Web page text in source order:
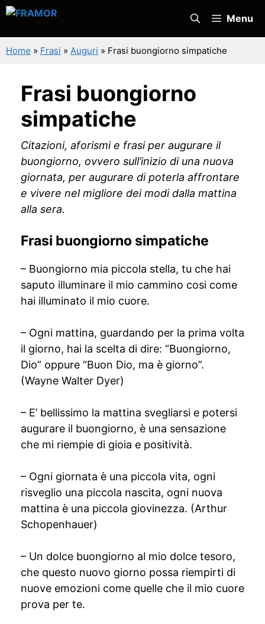
Vai
contenuto
Menu
Home » Frasi » Auguri » Frasi buongiorno simpatiche
Frasi buongiorno
simpatiche
Citazioni, aforismi e frasi per augurare il
buongiorno, ovvero sull’inizio di una nuova
giornata, per augurare di poterla affrontare
e vivere nel migliore dei modi dalla mattina
alla sera.
Frasi buongiorno simpatiche
– Buongiorno mia piccola stella, tu che hai
saputo illuminare il mio cammino cosi come
hai illuminato il mio cuore.
– Ogni mattina, guardando per la prima volta
il giorno, hai la scelta di dire: “Buongiorno,
Dio” oppure “Buon Dio, ma è giorno”.
(Wayne Walter Dyer)
– E’ bellissimo la mattina svegliarsi e potersi
augurare il buongiorno, è una sensazione
che mi riempie di gioia e positività.
– Ogni giornata è una piccola vita, ogni
risveglio una piccola nascita, ogni nuova
mattina è una piccola giovinezza. (Arthur
Schopenhauer)
– Un dolce buongiorno al mio dolce tesoro,
che questo nuovo giorno possa riempirti di
nuove emozioni come quelle che il mio cuore
prova per te.